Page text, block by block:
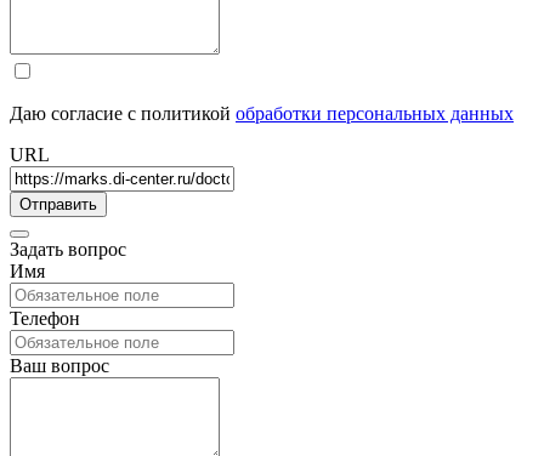
Даю согласие с политикой обработки персональных данных
URL
Задать вопрос
Имя
Телефон
Ваш вопрос